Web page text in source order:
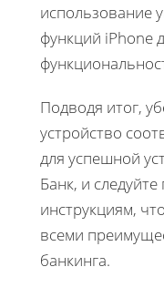
использование
функций iPhone
Подводя итог,
устройство
для успешной
Банк, и
инструкциям,
всеми
банкинга.